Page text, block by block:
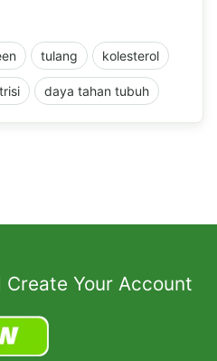
tulang kolesterol
daya tahan tubuh
Create Your Account